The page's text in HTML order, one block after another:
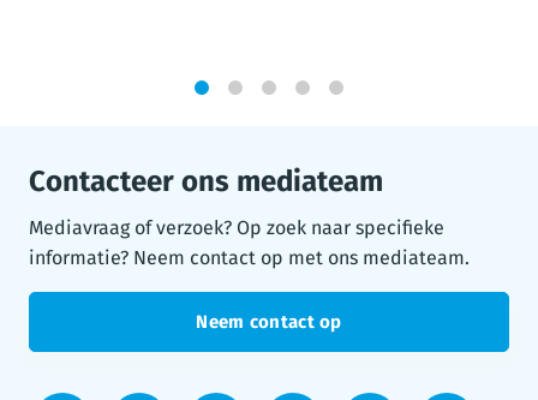
Contacteer ons mediateam
Mediavraag of verzoek? Op zoek naar specifieke
informatie? Neem contact op met ons mediateam.
Neem contact op